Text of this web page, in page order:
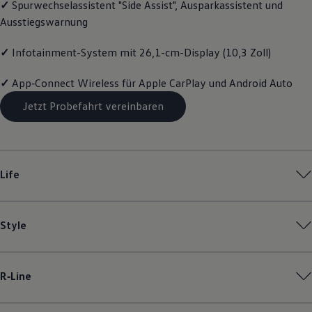
Magazin
Lifestyle
Familie
Elektromobilität
Pannen- und Unfallhilfe
Volkswagen Kundenbetreuung
✓ Spurwechselassistent "Side Assist", Ausparkassistent und
Ausstiegswarnung
✓ Infotainment-System mit 26,1-cm-Display (10,3 Zoll)
✓ App‑Connect Wireless für Apple CarPlay und Android Auto
Jetzt Probefahrt vereinbaren
Life
Style
R‑Line